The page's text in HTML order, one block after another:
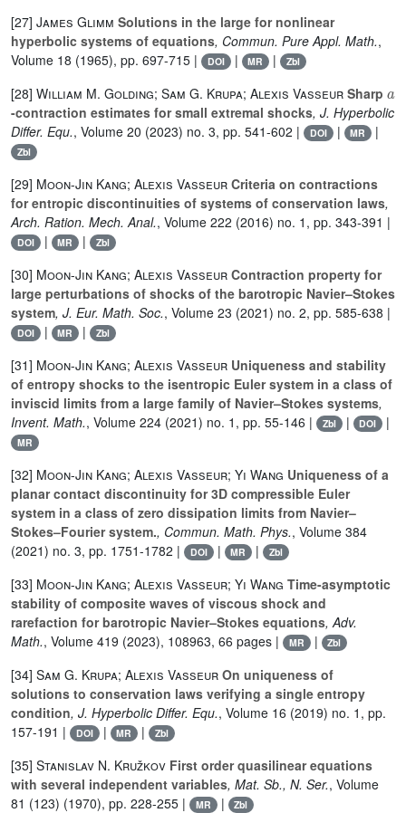
[27] James Glimm Solutions in the large for nonlinear
hyperbolic systems of equations, Commun. Pure Appl. Math.,
Volume 18 (1965), pp. 697-715 | DOI | MR | Zbl
[28] William M. Golding; Sam G. Krupa; Alexis Vasseur Sharp
-contraction estimates for small extremal shocks, J. Hyperbolic
Differ. Equ., Volume 20 (2023) no. 3, pp. 541-602 | DOI | MR |
Zbl
[29] Moon-Jin Kang; Alexis Vasseur Criteria on contractions
for entropic discontinuities of systems of conservation laws,
Arch. Ration. Mech. Anal., Volume 222 (2016) no. 1, pp. 343-391 |
DOI | MR | Zbl
[30] Moon-Jin Kang; Alexis Vasseur Contraction property for
large perturbations of shocks of the barotropic Navier–Stokes
system, J. Eur. Math. Soc., Volume 23 (2021) no. 2, pp. 585-638 |
DOI | MR | Zbl
[31] Moon-Jin Kang; Alexis Vasseur Uniqueness and stability
of entropy shocks to the isentropic Euler system in a class of
inviscid limits from a large family of Navier–Stokes systems,
Invent. Math., Volume 224 (2021) no. 1, pp. 55-146 | Zbl | DOI |
MR
[32] Moon-Jin Kang; Alexis Vasseur; Yi Wang Uniqueness of a
planar contact discontinuity for 3D compressible Euler
system in a class of zero dissipation limits from Navier–
Stokes–Fourier system., Commun. Math. Phys., Volume 384
(2021) no. 3, pp. 1751-1782 |
DOI | MR | Zbl
[33] Moon-Jin Kang; Alexis Vasseur; Yi Wang Time-asymptotic
stability of composite waves of viscous shock and
rarefaction for barotropic Navier–Stokes equations, Adv.
Math., Volume 419 (2023), 108963, 66 pages | MR | Zbl
[34] Sam G. Krupa; Alexis Vasseur On uniqueness of
solutions to conservation laws verifying a single entropy
condition, J. Hyperbolic Differ. Equ., Volume 16 (2019) no. 1, pp.
157-191 |
DOI | MR | Zbl
[35] Stanislav N. Kružkov First order quasilinear equations
with several independent variables, Mat. Sb., N. Ser., Volume
81 (123) (1970), pp. 228-255 | MR | Zbl